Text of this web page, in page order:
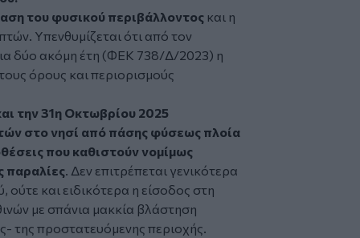
του φυσικού περιβάλλοντος και η
Υπενθυμίζεται ότι από τον
δύο ακόμη έτη (ΦΕΚ 738/Δ/2023) η
όρους και περιορισμούς
την 31η Οκτωβρίου 2025
στο νησί από πάσης φύσεως πλοία
που καθιστούν νομίμως
παραλίες. Δεν επιτρέπεται γενικότερα
και ειδικότερα η είσοδος στη
με σπάνια μακκία βλάστηση
της προστατευόμενης περιοχής.